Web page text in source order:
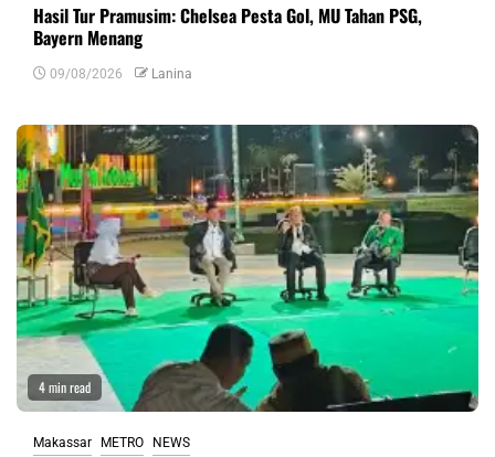
Hasil Tur Pramusim: Chelsea Pesta Gol, MU Tahan PSG,
Bayern Menang
09/08/2026 Lanina
4 min read
Makassar METRO NEWS